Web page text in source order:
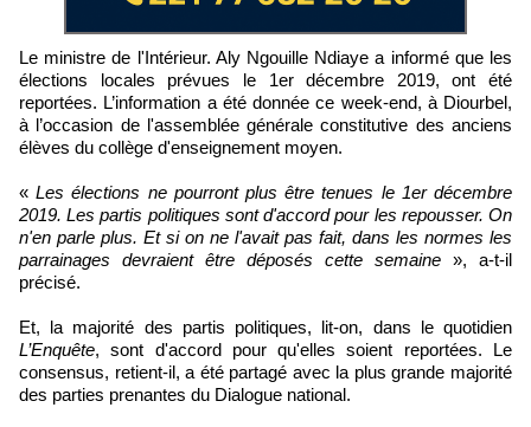
Le ministre de l'Intérieur. Aly Ngouille Ndiaye a informé que les
élections locales prévues le 1er décembre 2019, ont été
reportées. L’information a été donnée ce week-end, à Diourbel,
à l’occasion de l'assemblée générale constitutive des anciens
élèves du collège d'enseignement moyen.
«Les élections ne pourront plus être tenues le 1er décembre
2019. Les partis politiques sont d'accord pour les repousser. On
n'en parle plus. Et si on ne l'avait pas fait, dans les normes les
parrainages devraient être déposés cette semaine », a-t-il
précisé.
Et, la majorité des partis politiques, lit-on, dans le quotidien
L’Enquête, sont d'accord pour qu'elles soient reportées. Le
consensus, retient-il, a été partagé avec la plus grande majorité
des parties prenantes du Dialogue national.